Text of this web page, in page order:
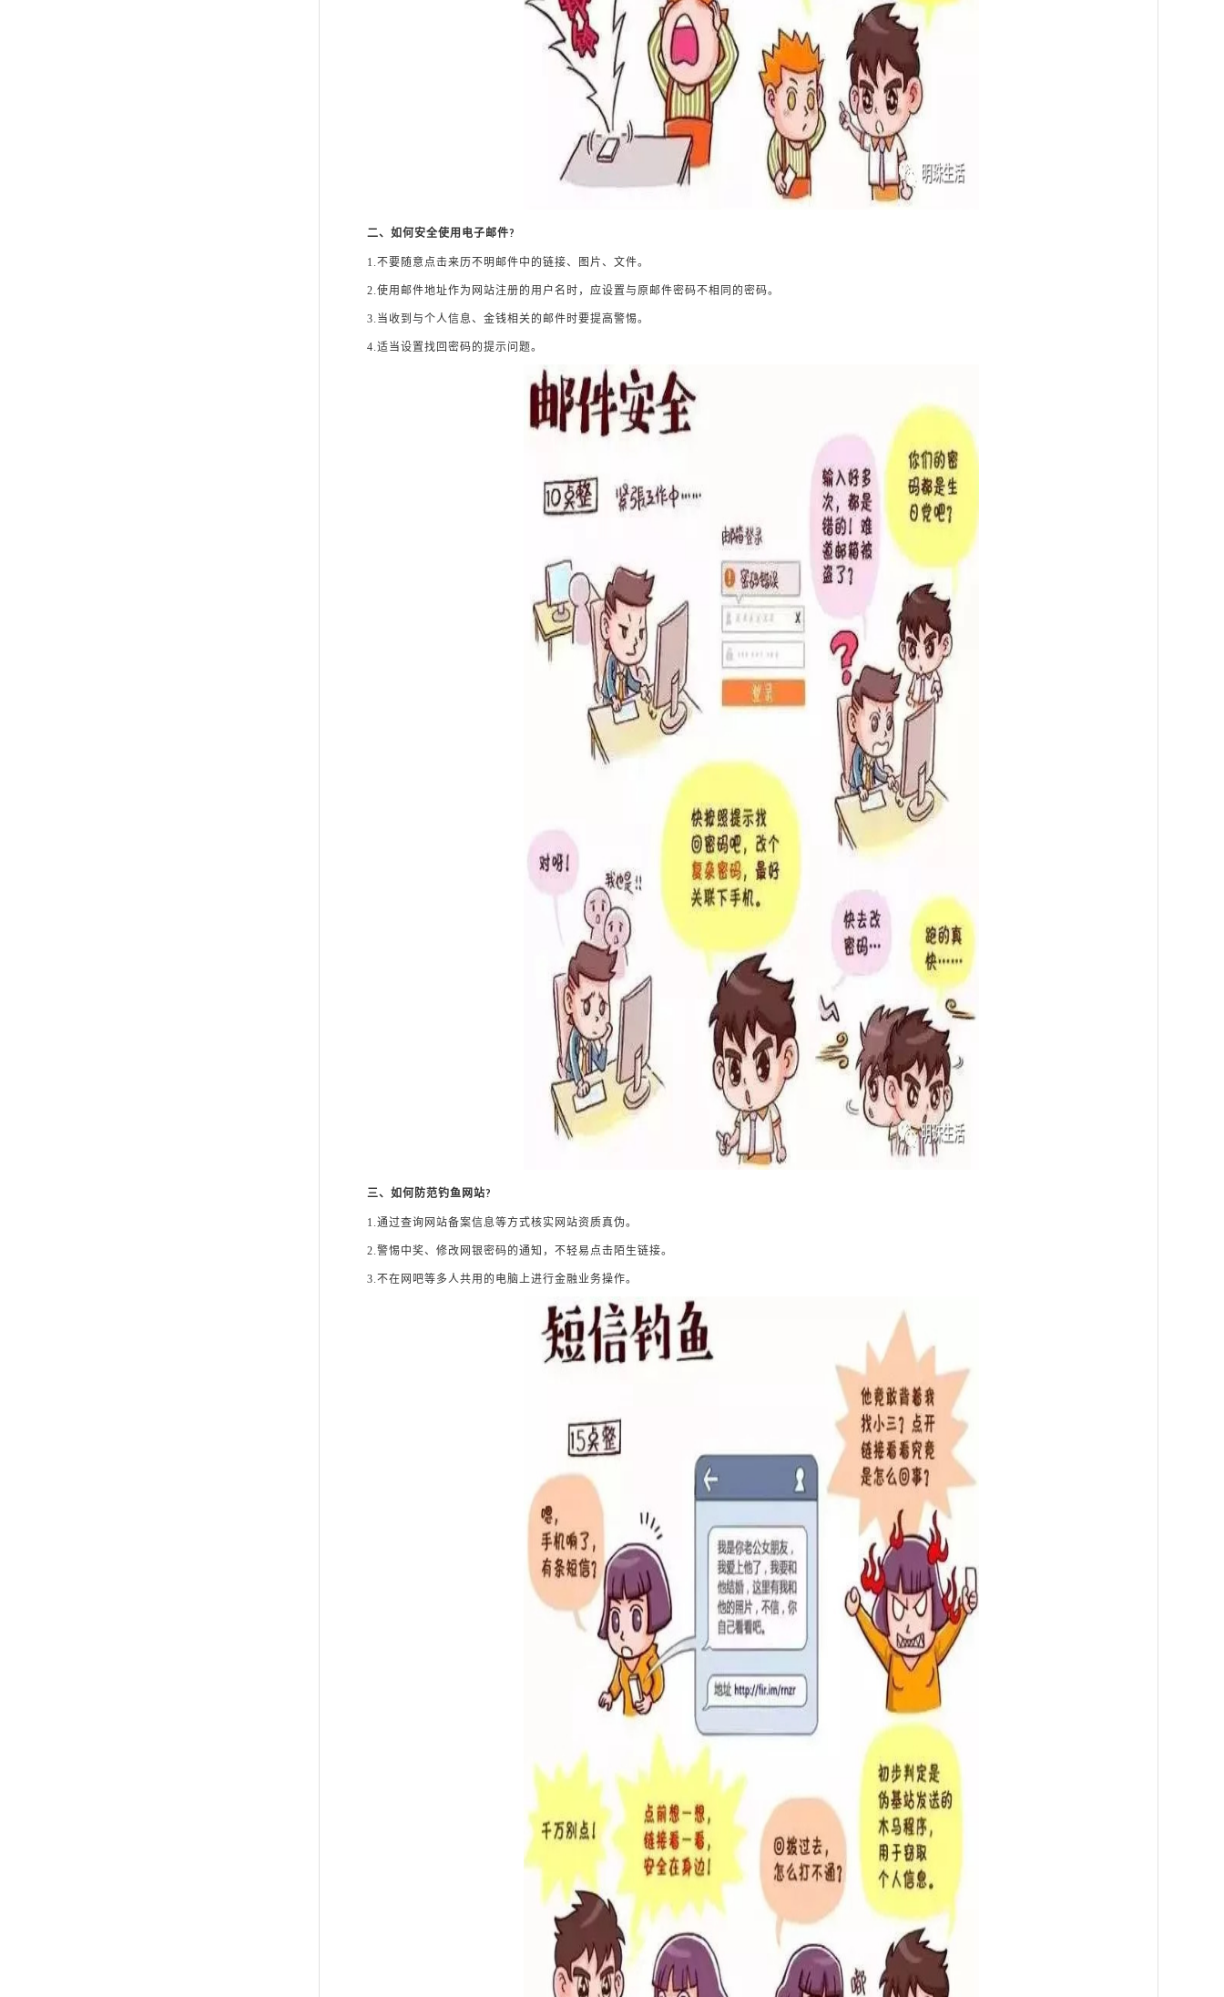
二、如何安全使用电子邮件?
1.不要随意点击来历不明邮件中的链接、图片、文件。
2.使用邮件地址作为网站注册的用户名时，应设置与原邮件密码不相同的密码。
3.当收到与个人信息、金钱相关的邮件时要提高警惕。
4.适当设置找回密码的提示问题。
三、如何防范钓鱼网站?
1.通过查询网站备案信息等方式核实网站资质真伪。
2.警惕中奖、修改网银密码的通知，不轻易点击陌生链接。
3.不在网吧等多人共用的电脑上进行金融业务操作。